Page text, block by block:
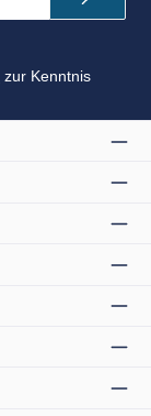
zur Kenntnis